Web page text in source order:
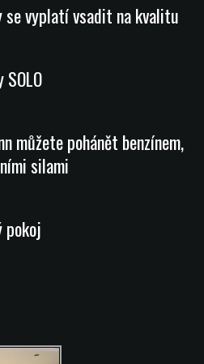
se vyplatí vsadit na kvalitu
můžete pohánět benzínem,
silami
pokoj